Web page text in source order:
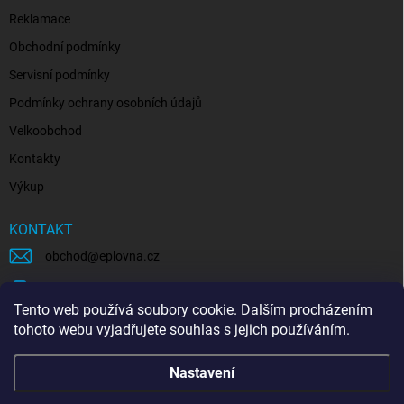
Tento web používá soubory cookie. Dalším procházením
tohoto webu vyjadřujete souhlas s jejich používáním.
Nastavení
Reklamace
Obchodní podmínky
Servisní podmínky
Podmínky ochrany osobních údajů
Velkoobchod
Kontakty
Výkup
KONTAKT
obchod @eplovna.cz
eplovna.cz